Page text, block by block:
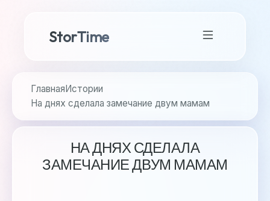
StorTime
ГлавнаяИстории
На днях сделала замечание двум мамам
НА ДНЯХ СДЕЛАЛА
ЗАМЕЧАНИЕ ДВУМ МАМАМ